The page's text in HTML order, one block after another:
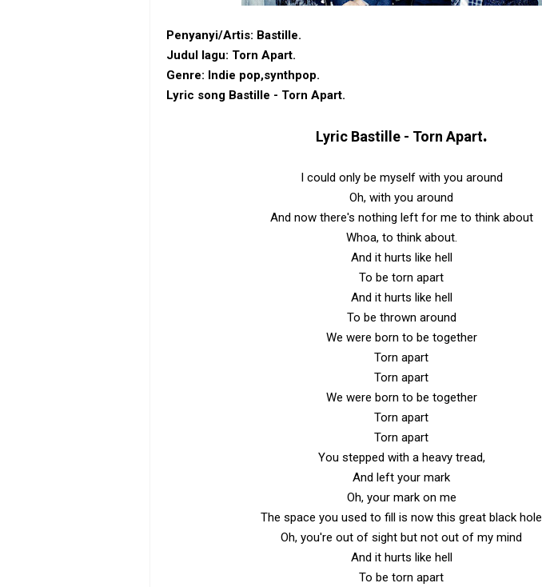
Penyanyi/Artis: Bastille.
Judul lagu: Torn Apart.
Genre: ‎Indie pop‎,‎synthpop.
Lyric song Bastille - Torn Apart.
Lyric Bastille - Torn Apart.
I could only be myself with you around
Oh, with you around
And now there's nothing left for me to think about
Whoa, to think about.
And it hurts like hell
To be torn apart
And it hurts like hell
To be thrown around
We were born to be together
Torn apart
Torn apart
We were born to be together
Torn apart
Torn apart
You stepped with a heavy tread,
And left your mark
Oh, your mark on me
The space you used to fill is now this great black hole
Oh, you're out of sight but not out of my mind
And it hurts like hell
To be torn apart